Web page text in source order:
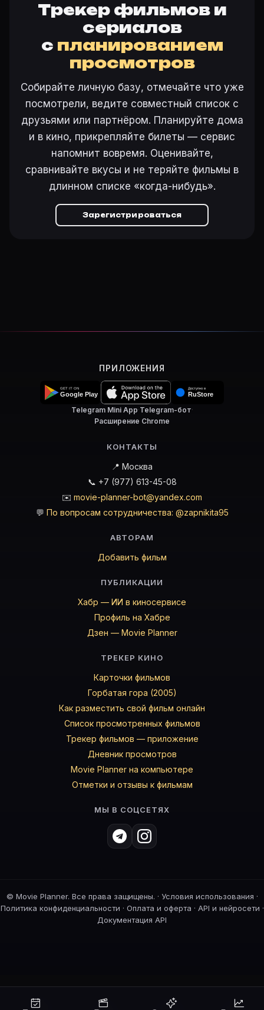
Трекер фильмов и
сериалов
с планированием
просмотров
Собирайте личную базу, отмечайте что уже
посмотрели, ведите совместный список с
друзьями или партнёром. Планируйте дома
и в кино, прикрепляйте билеты — сервис
напомнит вовремя. Оценивайте,
сравнивайте вкусы и не теряйте фильмы в
длинном списке «когда-нибудь».
Зарегистрироваться
ПРИЛОЖЕНИЯ
Telegram Mini App·Telegram-бот·
Расширение Chrome
КОНТАКТЫ
📍 Москва
📞 +7 (977) 613-45-08
✉️ movie-planner-bot@yandex.com
💬 По вопросам сотрудничества: @zapnikita95
АВТОРАМ
Добавить фильм
ПУБЛИКАЦИИ
Хабр — ИИ в киносервисе
Профиль на Хабре
Дзен — Movie Planner
ТРЕКЕР КИНО
Карточки фильмов
Горбатая гора (2005)
Как разместить свой фильм онлайн
Список просмотренных фильмов
Трекер фильмов — приложение
Дневник просмотров
Movie Planner на компьютере
Отметки и отзывы к фильмам
МЫ В СОЦСЕТЯХ
© Movie Planner. Все права защищены. · Условия использования ·
Политика конфиденциальности · Оплата и оферта · API и нейросети ·
Документация API